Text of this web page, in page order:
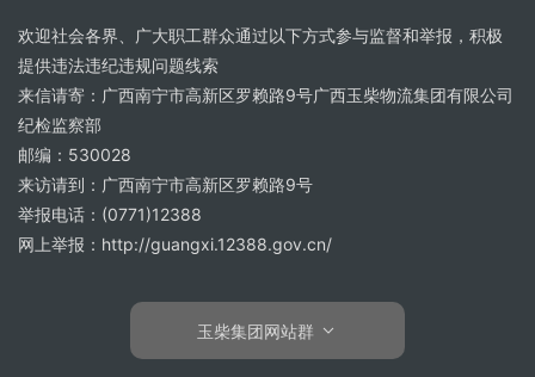
欢迎社会各界、广大职工群众通过以下方式参与监督和举报，积极
提供违法违纪违规问题线索
来信请寄：广西南宁市高新区罗赖路9号广西玉柴物流集团有限公司
纪检监察部
邮编：530028
来访请到：广西南宁市高新区罗赖路9号
举报电话：(0771)12388
网上举报：http://guangxi.12388.gov.cn/
玉柴集团网站群